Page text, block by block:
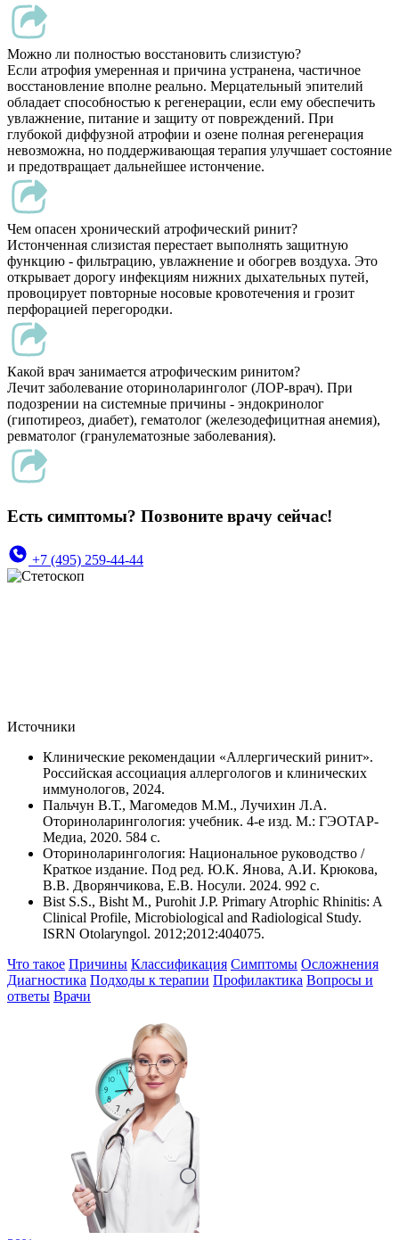
Можно ли полностью восстановить слизистую?
Если атрофия умеренная и причина устранена, частичное
восстановление вполне реально. Мерцательный эпителий
обладает способностью к регенерации, если ему обеспечить
увлажнение, питание и защиту от повреждений. При
глубокой диффузной атрофии и озене полная регенерация
невозможна, но поддерживающая терапия улучшает состояние
и предотвращает дальнейшее истончение.
Чем опасен хронический атрофический ринит?
Истонченная слизистая перестает выполнять защитную
функцию - фильтрацию, увлажнение и обогрев воздуха. Это
открывает дорогу инфекциям нижних дыхательных путей,
провоцирует повторные носовые кровотечения и грозит
перфорацией перегородки.
Какой врач занимается атрофическим ринитом?
Лечит заболевание оториноларинголог (ЛОР-врач). При
подозрении на системные причины - эндокринолог
(гипотиреоз, диабет), гематолог (железодефицитная анемия),
ревматолог (гранулематозные заболевания).
Есть симптомы? Позвоните врачу сейчас!
+7 (495) 259-44-44
Источники
Клинические рекомендации «Аллергический ринит».
Российская ассоциация аллергологов и клинических
иммунологов, 2024.
Пальчун В.Т., Магомедов М.М., Лучихин Л.А.
Оториноларингология: учебник. 4-е изд. М.: ГЭОТАР-
Медиа, 2020. 584 с.
Оториноларингология: Национальное руководство /
Краткое издание. Под ред. Ю.К. Янова, А.И. Крюкова,
В.В. Дворянчикова, Е.В. Носули. 2024. 992 с.
Bist S.S., Bisht M., Purohit J.P. Primary Atrophic Rhinitis: A
Clinical Profile, Microbiological and Radiological Study.
ISRN Otolaryngol. 2012;2012:404075.
Что такое Причины Классификация Симптомы Осложнения
Диагностика Подходы к терапии Профилактика Вопросы и
ответы Врачи